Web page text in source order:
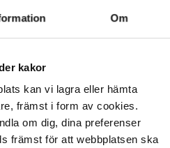
Om
kakor
kan vi lagra eller hämta
främst i form av cookies.
om dig, dina preferenser
främst för att webbplatsen ska
äldre i Norden ökar. Det här